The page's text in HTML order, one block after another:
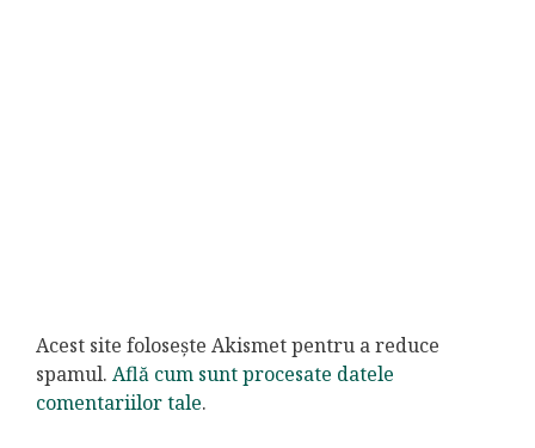
Acest site folosește Akismet pentru a reduce
spamul. Află cum sunt procesate datele
comentariilor tale.